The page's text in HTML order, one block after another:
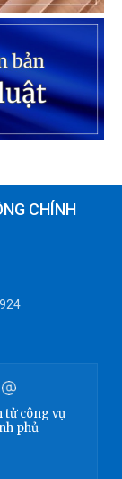
CHÍNH
tử công vụ
phủ